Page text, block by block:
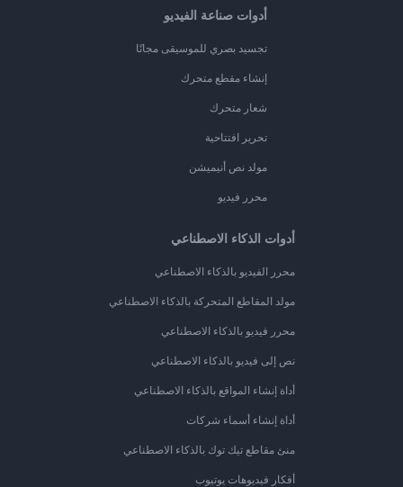
أدوات صناعة الفيديو
تجسيد بصري للموسيقى مجانًا
إنشاء مقطع متحرك
شعار متحرك
تحرير افتتاحية
مولد نص أنيميشن
محرر فيديو
أدوات الذكاء الاصطناعي
محرر الفيديو بالذكاء الاصطناعي
مولد المقاطع المتحركة بالذكاء الاصطناعي
محرر فيديو بالذكاء الاصطناعي
نص إلى فيديو بالذكاء الاصطناعي
أداة إنشاء المواقع بالذكاء الاصطناعي
أداة إنشاء أسماء شركات
منئ مقاطع تيك توك بالذكاء الاصطناعي
أفكار فيديوهات يوتيوب